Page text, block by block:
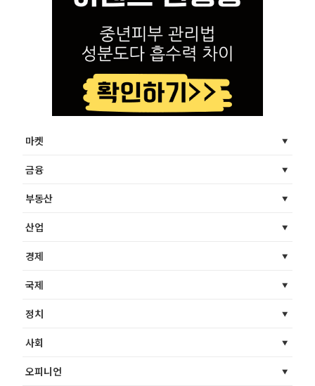
마켓
금융
부동산
산업
경제
국제
정치
사회
오피니언